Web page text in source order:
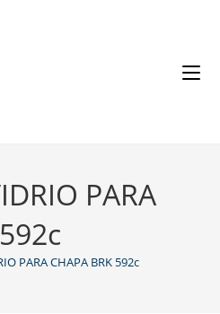
PARA
PARA CHAPA BRK 592c